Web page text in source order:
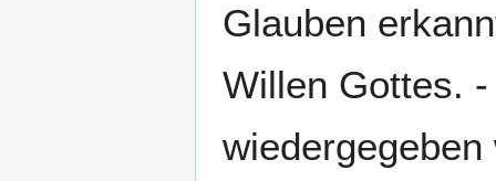
Glauben
Willen Gottes.